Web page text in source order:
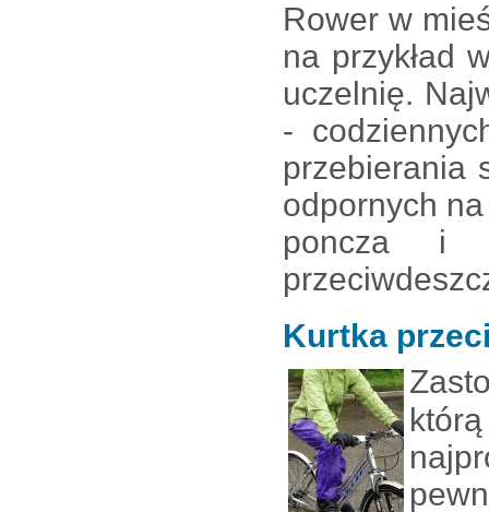
Rower w
na przykład
uczelnię.
-
przebierania
odpornych
poncza i
Kurtka